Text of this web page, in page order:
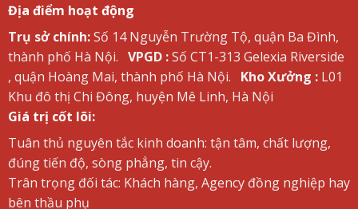
Địa điểm hoạt động
Trụ sở chính:Số 14 Nguyễn Trường Tộ, quận Ba Đình,
thành phố Hà Nội. VPGD :Số CT1-313 Gelexia Riverside
, quận Hoàng Mai, thành phố Hà Nội.
Kho Xưởng :L01
Khu đô thị Chi Đông, huyện Mê Linh, Hà Nội
Giá trị cốt lõi:
Tuân thủ nguyên tắc kinh doanh: tận tâm, chất lượng,
đúng tiến độ, sòng phẳng, tin cậy.
Trân trọng đối tác: Khách hàng, Agency đồng nghiệp hay
bên thầu phụ